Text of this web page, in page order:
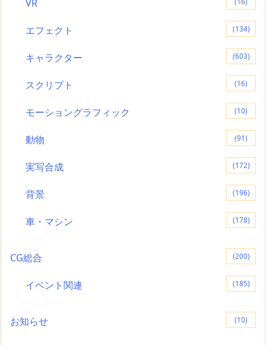
VR
エフェクト (134)
キャラクター (603)
スクリプト (16)
モーショングラフィック (10)
動物 (91)
実写合成 (172)
背景 (196)
車・マシン (178)
CG総合 (200)
イベント関連 (185)
お知らせ (10)